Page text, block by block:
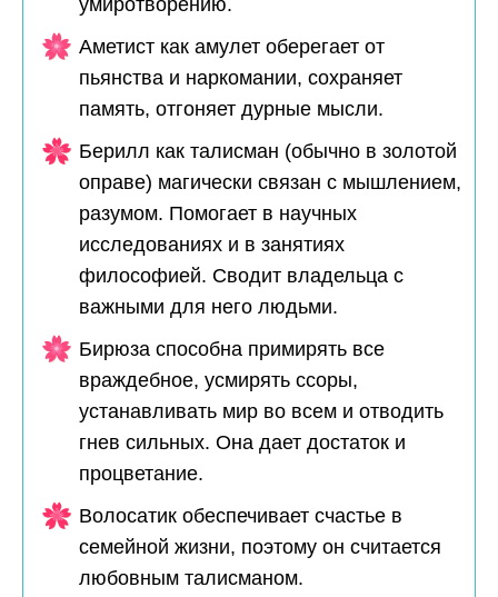
Аметист как амулет оберегает от
пьянства и наркомании, сохраняет
память, отгоняет дурные мысли.
Берилл как талисман (обычно в золотой
оправе) магически связан с мышлением,
разумом. Помогает в научных
исследованиях и в занятиях
философией. Сводит владельца с
важными для него людьми.
Бирюза способна примирять все
враждебное, усмирять ссоры,
устанавливать мир во всем и отводить
гнев сильных. Она дает достаток и
процветание.
Волосатик обеспечивает счастье в
семейной жизни, поэтому он считается
любовным талисманом.